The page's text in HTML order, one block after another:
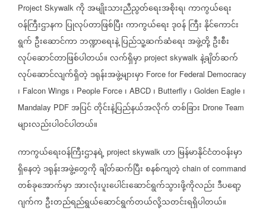
Project Skywalk ကိုအမျိုးသားညီညွတ်ရေးအစိုးရ၊ကာကွယ်ရေး
ဝန်ကြီးဌာနက ပြုလုပ်တာဖြစ်ပြီးကာကွယ်ရေးဒုဝန်ကြီးနိုင်ကောင်း
ရွက် ဦးဆောင်ကာဘဏ္ဍာရေးနဲ့ပြည်သူ့ဆက်ဆံရေးအဖွဲ့တို့ဦးစီး
လုပ်ဆောင်တာဖြစ်ပါတယ်။လက်ရှိမှာ project skywalk နဲ့ချိတ်ဆက်
လုပ်ဆောင်လျက်ရှိတဲ့ဒရုန်းအဖွဲ့များမှာ Force for Federal Democracy
၊ Falcon Wings ၊ People Force ၊ ABCD ၊ Butterfly ၊ Golden Eagle ၊
Mandalay PDF အပြင်တိုင်းနဲ့ပြည်နယ်အလိုက်တစ်ခြား Drone Team
များလည်းပါဝင်ပါတယ်။
ကာကွယ်ရေးဝန်ကြီးဌာနရဲ့ project skywalk ဟာမြန်မာနိုင်ငံတဝန်းမှာ
ရှိနေတဲ့ဒရုန်းအဖွဲ့တွေကိုချိတ်ဆက်ပြီးစနစ်ကျတဲ့ chain of command
တစ်ခုအောက်မှာအားလုံးပူးပေါင်းဆောင်ရွက်သွားဖို့ကိုလည်းဒီပရော့
ဂျက်က ဦးတည်ရည်ရွယ်ဆောင်ရွက်တယ်လို့သတင်းရရှိပါတယ်။